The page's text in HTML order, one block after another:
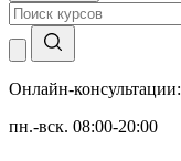
Онлайн-консультации:
пн.-вск. 08:00-20:00